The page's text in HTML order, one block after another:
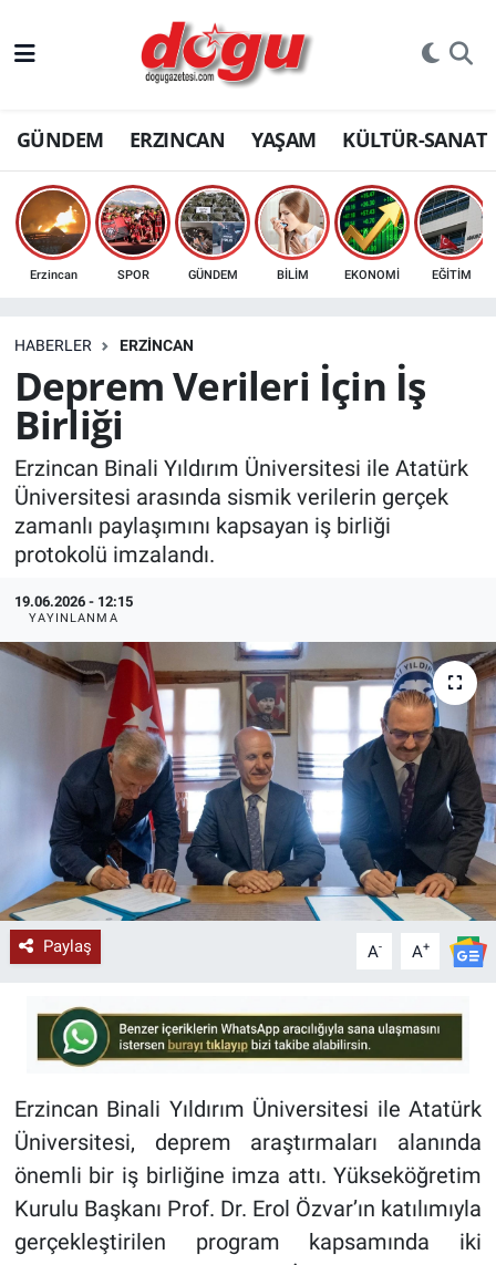
GÜNDEM ERZINCAN YAŞAM KÜLTÜR-SANAT
Erzincan SPOR GÜNDEM BİLİM EKONOMİ EĞİTİM
HABERLER ERZINCAN
Deprem Verileri İçin İş
Birliği
Erzincan Binali Yıldırım Üniversitesi ile Atatürk
Üniversitesi arasında sismik verilerin gerçek
zamanlı paylaşımını kapsayan iş birliği
protokolü imzalandı.
19.06.2026 - 12:15
YAYINLANMA
Paylaş A- A+
Erzincan Binali Yıldırım Üniversitesi ile Atatürk
Üniversitesi, deprem araştırmaları alanında
önemli bir iş birliğine imza attı. Yükseköğretim
Kurulu Başkanı Prof. Dr. Erol Özvar’ın katılımıyla
gerçekleştirilen program kapsamında iki
ERZINCAN
GÜNDEM
ERZİNCAN FOTOĞRAFLARI
SAĞLIK
Bilim, teknoloji
GENEL
KÜLTÜR-SANAT
Yerel Haber
Politika
SPOR
YAŞAM
RESMİ İLAN